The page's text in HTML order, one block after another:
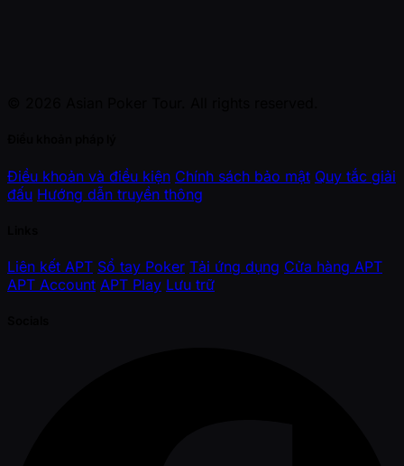
Điều khoản và điều kiện Chính sách bảo mật Quy tắc giải
đấu Hướng dẫn truyền thông
Liên kết APT Sổ tay Poker Tải ứng dụng Cửa hàng APT
APT Account APT Play Lưu trữ